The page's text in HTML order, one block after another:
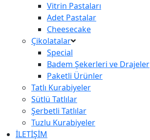
Vitrin Pastaları
Adet Pastalar
Cheesecake
Çikolatalar
Special
Badem Şekerleri ve Drajeler
Paketli Ürünler
Tatlı Kurabiyeler
Sütlü Tatlılar
Şerbetli Tatlılar
Tuzlu Kurabiyeler
İLETİŞİM